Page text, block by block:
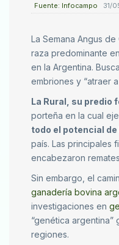
Fuente: Infocampo 31/
La Semana Angus
raza predominante
en la Argentina.
embriones y “atraer
La Rural, su predio
porteña en la cual
todo el potencial
país. Las principales
encabezaron
Sin embargo, el
ganadería bovina
investigaciones en
“genética
regiones.